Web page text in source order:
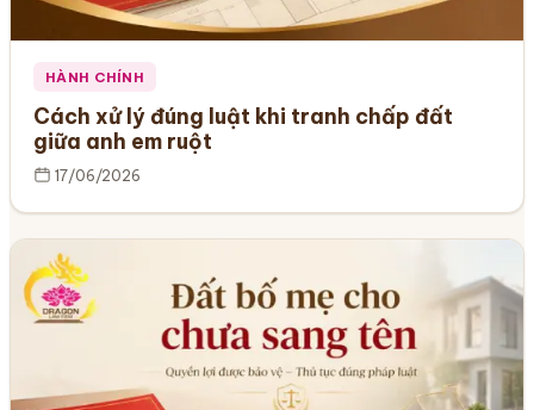
HÀNH CHÍNH
Cách xử lý đúng luật khi tranh chấp đất
giữa anh em ruột
17/06/2026